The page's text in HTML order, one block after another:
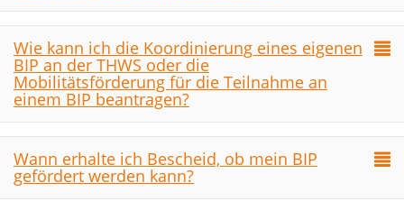
Wie kann ich die Koordinierung eines eigenen
BIP an der THWS oder die
Mobilitätsförderung für die Teilnahme an
einem BIP beantragen?
Wann erhalte ich Bescheid, ob mein BIP
gefördert werden kann?